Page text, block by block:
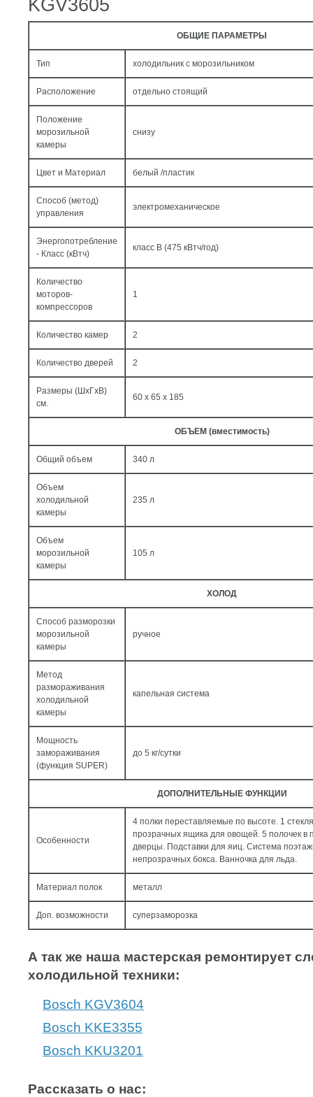
KGV3605
ОБЩИЕ ПАРАМЕТРЫ
Тип холодильник с морозильником
Расположение отдельно стоящий
Положение
морозильной
камеры
снизу
Цвет и Материал белый /пластик
Способ (метод)
управления
электромеханическое
Энергопотребление
- Класс (кВтч)
класс B (475 кВтч/год)
Количество
моторов-
компрессоров
1
Количество камер 2
Количество дверей 2
Размеры (ШxГxВ)
см.
60 x 65 x 185
ОБЪЕМ (вместимость)
Общий объем 340 л
Объем
холодильной
камеры
235 л
Объем
морозильной
камеры
105 л
ХОЛОД
Способ разморозки
морозильной
камеры
ручное
Метод
размораживания
холодильной
камеры
капельная система
Мощность
замораживания
(функция SUPER)
до 5 кг/cутки
ДОПОЛНИТЕЛЬНЫЕ ФУНКЦИИ
Особенности
4 полки переставляемые по высоте. 1
прозрачных ящика для овощей. 5 полочек в
дверцы. Подставки для яиц. Система
непрозрачных бокса. Ванночка для льда.
Материал полок металл
Доп. возможности суперзаморозка
А так же наша мастерская ремонтирует
холодильной техники:
Bosch KGV3604
Bosch KKE3355
Bosch KKU3201
Рассказать о нас: